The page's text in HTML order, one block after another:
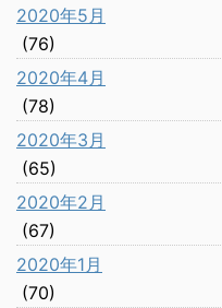
2020年5月
(76)
2020年4月
(78)
2020年3月
(65)
2020年2月
(67)
2020年1月
(70)